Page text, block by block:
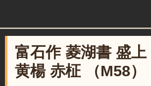
トップ
富月師竜王戦駒使用記念
富石作 菱湖書 盛上
黄楊 赤柾 （M58）